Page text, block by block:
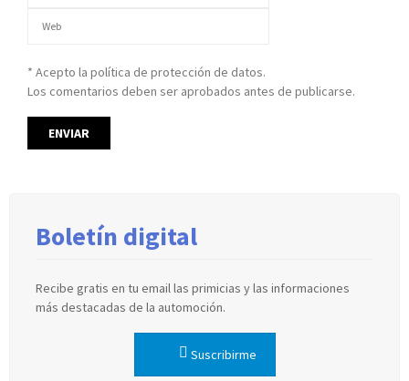
* Acepto la política de protección de datos.
Los comentarios deben ser aprobados antes de publicarse.
Boletín digital
Recibe gratis en tu email las primicias y las informaciones
más destacadas de la automoción.
Suscribirme